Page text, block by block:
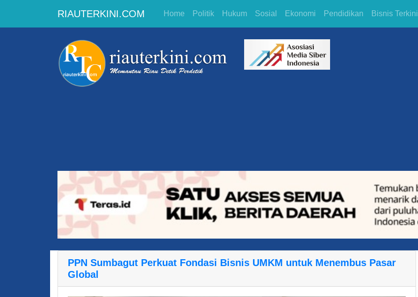
RIAUTERKINI.COM Home Politik Hukum Sosial Ekonomi Pendidikan Bisnis Terkini
PPN Sumbagut Perkuat Fondasi Bisnis UMKM untuk Menembus Pasar
Global